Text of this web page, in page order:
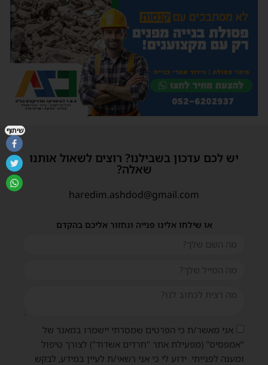
יש לכם עדכון בשבילנו? רוצים לשאול אותנו
שאלה?
haredim.ashdod@gmail.com
או שילחו אלינו פנייה ונחזור אליכם בהקדם
אני מאשר/ת כי הפרטים שמסרתי יישמרו במאגר של
"אמפסיס" (מפעילת אתר "חרדים אשדוד") לצורך טיפול
ומענה לפנייתי. ידוע לי כי אני רשאי/ת לעיין במידע, לבקש
שיתוף